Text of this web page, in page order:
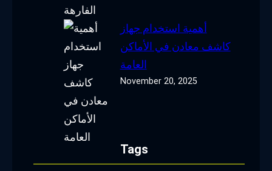
أهمية استخدام جهاز
كاشف معادن في الأماكن
العامة
November 20, 2025
Tags